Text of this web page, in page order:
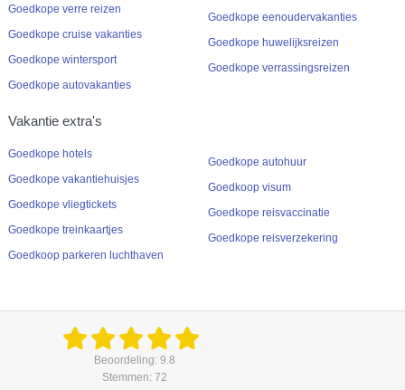
Goedkope verre reizen
Goedkope cruise vakanties
Goedkope wintersport
Goedkope autovakanties
Goedkope eenoudervakanties
Goedkope huwelijksreizen
Goedkope verrassingsreizen
Vakantie extra's
Goedkope hotels
Goedkope vakantiehuisjes
Goedkope vliegtickets
Goedkope treinkaartjes
Goedkoop parkeren luchthaven
Goedkope autohuur
Goedkoop visum
Goedkope reisvaccinatie
Goedkope reisverzekering
Beoordeling: 9.8
Stemmen: 72